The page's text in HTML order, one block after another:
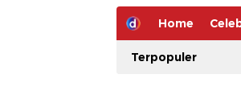
Home
Terpopuler